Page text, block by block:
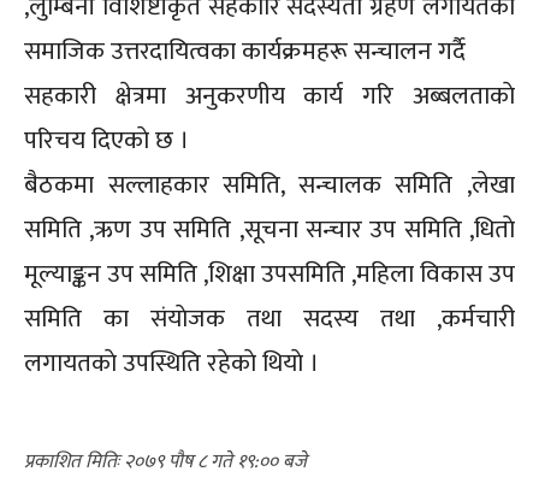
समाजिक उत्तरदायित्वका कार्यक्रमहरू सन्चालन गर्दै
सहकारी क्षेत्रमा अनुकरणीय कार्य गरि अब्बलताकाे
परिचय दिएकाे छ ।
बैठकमा सल्लाहकार समिति, सन्चालक समिति ,लेखा
समिति ,ऋण उप समिति ,सूचना सन्चार उप समिति ,धिताे
मूल्याङ्कन उप समिति ,शिक्षा उपसमिति ,महिला विकास उप
समिति का संयाेजक तथा सदस्य तथा ,कर्मचारी
लगायतकाे उपस्थिति रहेकाे थियाे ।
२०७९ पौष ८ गते १९:००